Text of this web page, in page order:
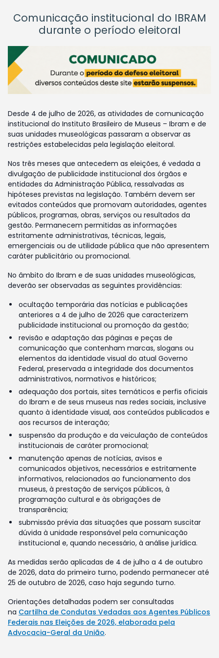
Comunicação institucional do IBRAM
durante o período eleitoral
Desde 4 de julho de 2026, as atividades de comunicação
institucional do Instituto Brasileiro de Museus – Ibram e de
suas unidades museológicas passaram a observar as
restrições estabelecidas pela legislação eleitoral.
Nos três meses que antecedem as eleições, é vedada a
divulgação de publicidade institucional dos órgãos e
entidades da Administração Pública, ressalvadas as
hipóteses previstas na legislação. Também devem ser
evitados conteúdos que promovam autoridades, agentes
públicos, programas, obras, serviços ou resultados da
gestão. Permanecem permitidas as informações
estritamente administrativas, técnicas, legais,
emergenciais ou de utilidade pública que não apresentem
caráter publicitário ou promocional.
No âmbito do Ibram e de suas unidades museológicas,
deverão ser observadas as seguintes providências:
ocultação temporária das notícias e publicações
anteriores a 4 de julho de 2026 que caracterizem
publicidade institucional ou promoção da gestão;
revisão e adaptação das páginas e peças de
comunicação que contenham marcas, slogans ou
elementos da identidade visual do atual Governo
Federal, preservada a integridade dos documentos
administrativos, normativos e históricos;
adequação dos portais, sites temáticos e perfis oficiais
do Ibram e de seus museus nas redes sociais, inclusive
quanto à identidade visual, aos conteúdos publicados e
aos recursos de interação;
suspensão da produção e da veiculação de conteúdos
institucionais de caráter promocional;
manutenção apenas de notícias, avisos e
comunicados objetivos, necessários e estritamente
informativos, relacionados ao funcionamento dos
museus, à prestação de serviços públicos, à
programação cultural e às obrigações de
transparência;
submissão prévia das situações que possam suscitar
dúvida à unidade responsável pela comunicação
institucional e, quando necessário, à análise jurídica.
As medidas serão aplicadas de 4 de julho a 4 de outubro
de 2026, data do primeiro turno, podendo permanecer até
25 de outubro de 2026, caso haja segundo turno.
Orientações detalhadas podem ser consultadas
na Cartilha de Condutas Vedadas aos Agentes Públicos
Federais nas Eleições de 2026, elaborada pela
Advocacia-Geral da União.